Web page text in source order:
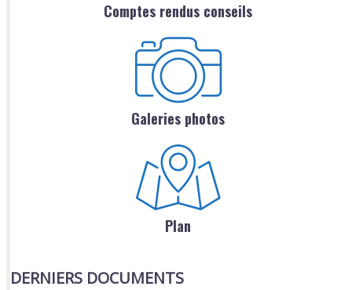
Comptes rendus conseils
Galeries photos
Plan
DERNIERS DOCUMENTS